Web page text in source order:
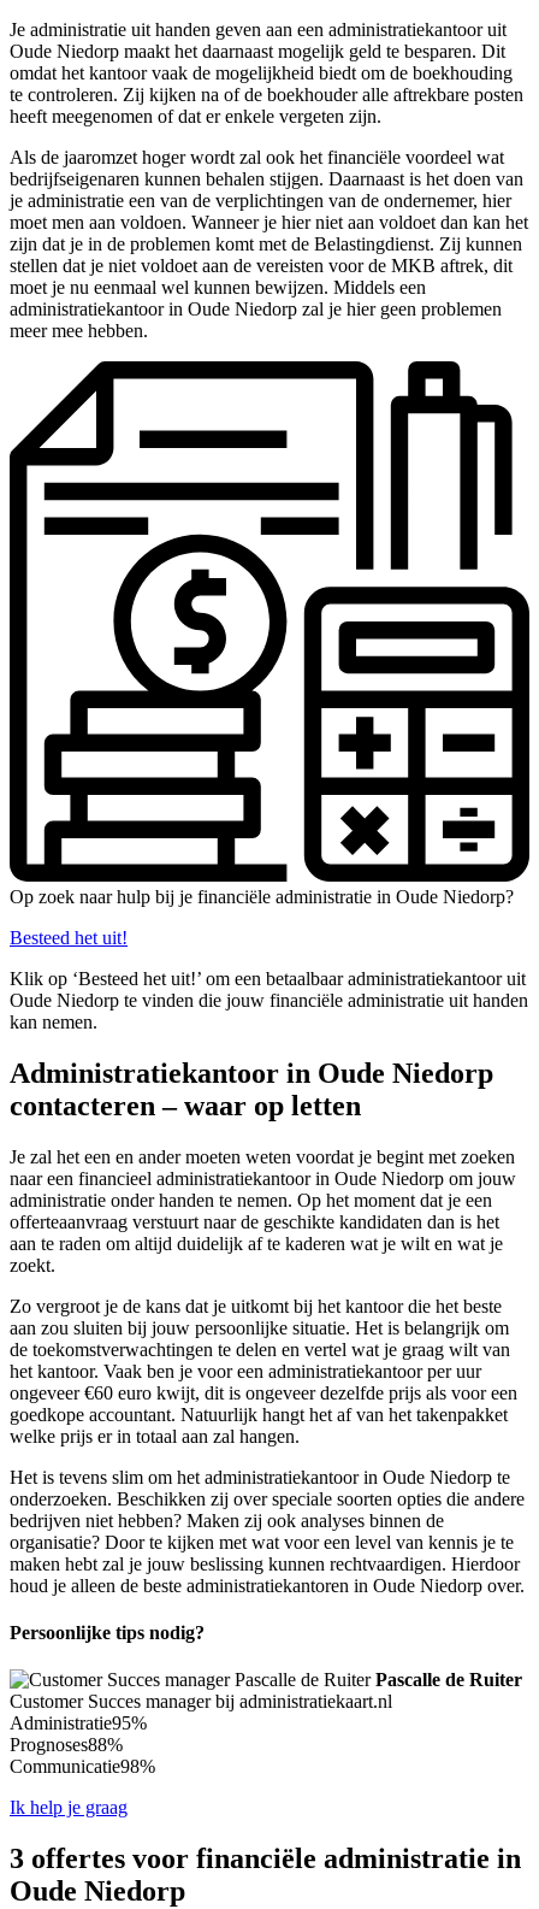
Je administratie uit handen geven aan een administratiekantoor uit
Oude Niedorp maakt het daarnaast mogelijk geld te besparen. Dit
omdat het kantoor vaak de mogelijkheid biedt om de boekhouding
te controleren. Zij kijken na of de boekhouder alle aftrekbare posten
heeft meegenomen of dat er enkele vergeten zijn.
Als de jaaromzet hoger wordt zal ook het financiële voordeel wat
bedrijfseigenaren kunnen behalen stijgen. Daarnaast is het doen van
je administratie een van de verplichtingen van de ondernemer, hier
moet men aan voldoen. Wanneer je hier niet aan voldoet dan kan het
zijn dat je in de problemen komt met de Belastingdienst. Zij kunnen
stellen dat je niet voldoet aan de vereisten voor de MKB aftrek, dit
moet je nu eenmaal wel kunnen bewijzen. Middels een
administratiekantoor in Oude Niedorp zal je hier geen problemen
meer mee hebben.
Op zoek naar hulp bij je financiële administratie in Oude Niedorp?
Besteed het uit!
Klik op ‘Besteed het uit!’ om een betaalbaar administratiekantoor uit
Oude Niedorp te vinden die jouw financiële administratie uit handen
kan nemen.
Administratiekantoor in Oude Niedorp
contacteren – waar op letten
Je zal het een en ander moeten weten voordat je begint met zoeken
naar een financieel administratiekantoor in Oude Niedorp om jouw
administratie onder handen te nemen. Op het moment dat je een
offerteaanvraag verstuurt naar de geschikte kandidaten dan is het
aan te raden om altijd duidelijk af te kaderen wat je wilt en wat je
zoekt.
Zo vergroot je de kans dat je uitkomt bij het kantoor die het beste
aan zou sluiten bij jouw persoonlijke situatie. Het is belangrijk om
de toekomstverwachtingen te delen en vertel wat je graag wilt van
het kantoor. Vaak ben je voor een administratiekantoor per uur
ongeveer €60 euro kwijt, dit is ongeveer dezelfde prijs als voor een
goedkope accountant. Natuurlijk hangt het af van het takenpakket
welke prijs er in totaal aan zal hangen.
Het is tevens slim om het administratiekantoor in Oude Niedorp te
onderzoeken. Beschikken zij over speciale soorten opties die andere
bedrijven niet hebben? Maken zij ook analyses binnen de
organisatie? Door te kijken met wat voor een level van kennis je te
maken hebt zal je jouw beslissing kunnen rechtvaardigen. Hierdoor
houd je alleen de beste administratiekantoren in Oude Niedorp over.
Persoonlijke tips nodig?
Pascalle de Ruiter
Customer Succes manager bij administratiekaart.nl
Administratie95%
Prognoses88%
Communicatie98%
Ik help je graag
3 offertes voor financiële administratie in
Oude Niedorp